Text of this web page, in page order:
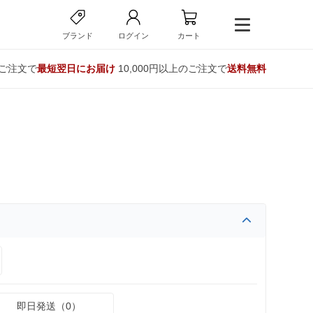
ブランド ログイン カート
注文で最短翌日にお届け10,000円以上のご注文で送料無料
即日発送（0）